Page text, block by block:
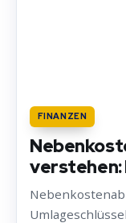
FINANZEN
verstehen: